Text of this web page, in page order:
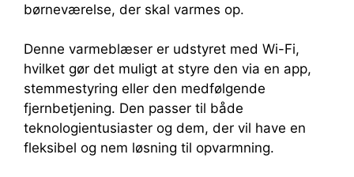
børneværelse, der skal varmes op.
Denne varmeblæser er udstyret med Wi-Fi,
hvilket gør det muligt at styre den via en app,
stemmestyring eller den medfølgende
fjernbetjening. Den passer til både
teknologientusiaster og dem, der vil have en
fleksibel og nem løsning til opvarmning.